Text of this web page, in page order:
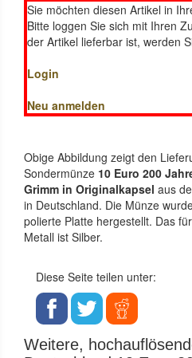
Sie möchten diesen Artikel in
Bitte loggen Sie sich mit Ihren
der Artikel lieferbar ist, werden
Login
Neu anmelden
Obige Abbildung zeigt den
Sondermünze 10 Euro 200
Grimm in Originalkapsel aus
in Deutschland. Die Münze
polierte Platte hergestellt. Das
Metall ist Silber.
Diese Seite teilen unter:
Weitere,